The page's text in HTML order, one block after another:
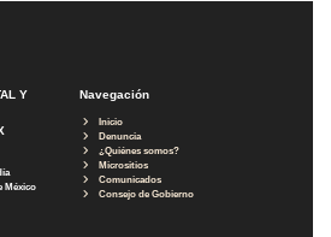
Y
México
Navegación
Inicio
Denuncia
¿Quiénes somos?
Micrositios
Comunicados
Consejo de Gobierno